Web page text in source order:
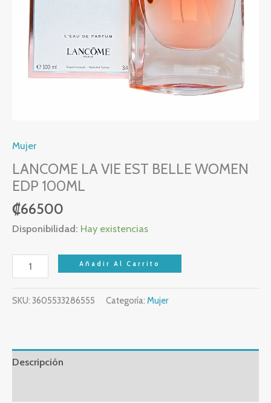
Mujer
LANCOME LA VIE EST BELLE WOMEN
EDP 100ML
₡66500
Disponibilidad: Hay existencias
cantidad
Añadir Al Carrito
SKU: 3605533286555 Categoría: Mujer
Descripción